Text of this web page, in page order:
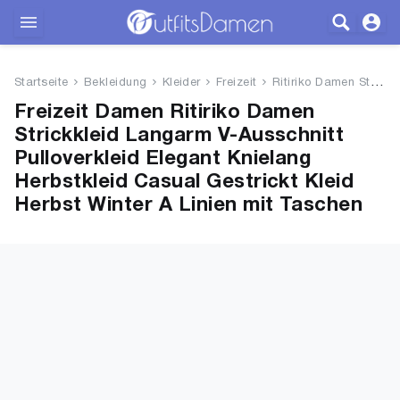
Bekleidung
Wäsche
Schuhe
Startseite Bekleidung Kleider Freizeit Ritiriko Damen Strickkleid Lan...
Freizeit Damen Ritiriko Damen
Strickkleid Langarm V-Ausschnitt
Pulloverkleid Elegant Knielang
Herbstkleid Casual Gestrickt Kleid
Herbst Winter A Linien mit Taschen